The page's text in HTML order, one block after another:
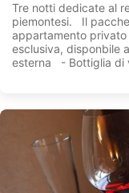
Tre notti dedicate al
piemontesi. Il
appartamento
esclusiva, disponbile
esterna - Bottiglia di